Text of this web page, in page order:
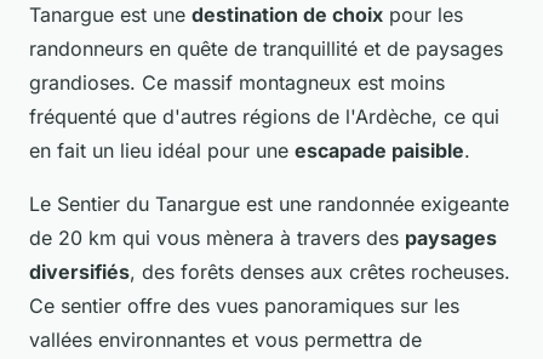
Tanargue est une destination de choix pour les
randonneurs en quête de tranquillité et de paysages
grandioses. Ce massif montagneux est moins
fréquenté que d'autres régions de l'Ardèche, ce qui
en fait un lieu idéal pour une escapade paisible.
Le Sentier du Tanargue est une randonnée exigeante
de 20 km qui vous mènera à travers des paysages
diversifiés, des forêts denses aux crêtes rocheuses.
Ce sentier offre des vues panoramiques sur les
vallées environnantes et vous permettra de